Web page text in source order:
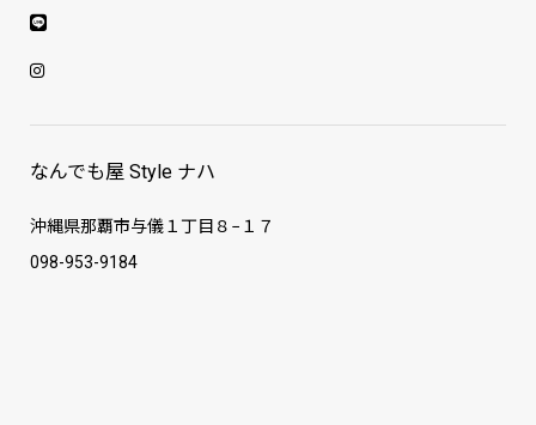
なんでも屋 Style ナハ
沖縄県那覇市与儀１丁目８−１７
098-953-9184